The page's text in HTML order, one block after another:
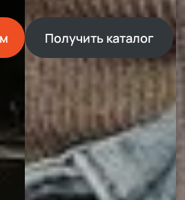
Получить каталог